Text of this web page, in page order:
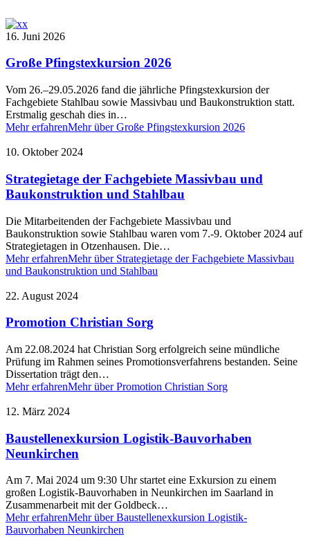
16. Juni 2026
Große Pfingstexkursion 2026
Vom 26.–29.05.2026 fand die jährliche Pfingstexkursion der
Fachgebiete Stahlbau sowie Massivbau und Baukonstruktion statt.
Erstmalig geschah dies in…
Mehr erfahrenMehr über Große Pfingstexkursion 2026
10. Oktober 2024
Strategietage der Fachgebiete Massivbau und
Baukonstruktion und Stahlbau
Die Mitarbeitenden der Fachgebiete Massivbau und
Baukonstruktion sowie Stahlbau waren vom 7.-9. Oktober 2024 auf
Strategietagen in Otzenhausen. Die…
Mehr erfahrenMehr über Strategietage der Fachgebiete Massivbau
und Baukonstruktion und Stahlbau
22. August 2024
Promotion Christian Sorg
Am 22.08.2024 hat Christian Sorg erfolgreich seine mündliche
Prüfung im Rahmen seines Promotionsverfahrens bestanden. Seine
Dissertation trägt den…
Mehr erfahrenMehr über Promotion Christian Sorg
12. März 2024
Baustellenexkursion Logistik-Bauvorhaben
Neunkirchen
Am 7. Mai 2024 um 9:30 Uhr startet eine Exkursion zu einem
großen Logistik-Bauvorhaben in Neunkirchen im Saarland in
Zusammenarbeit mit der Goldbeck…
Mehr erfahrenMehr über Baustellenexkursion Logistik-
Bauvorhaben Neunkirchen